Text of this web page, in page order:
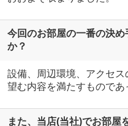
今回のお部屋の一番の決
か？
設備、周辺環境、アクセ
望む内容を満たすものであ
また、当店(当社)でお部屋